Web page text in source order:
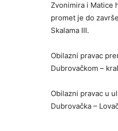
Zvonimira i Matice
promet je do
Skalama III.
Obilazni pravac
Dubrovačkom –
Obilazni pravac u
Dubrovačka –